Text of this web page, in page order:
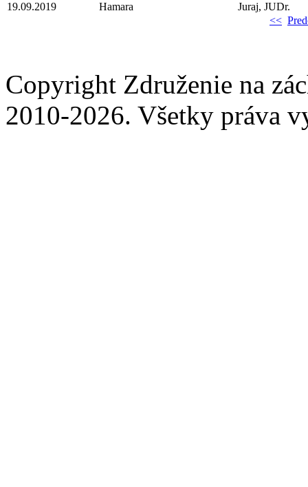
19.09.2019
Hamara
Juraj, JUDr.
<<
Copyright Združenie na
2010-2026. Všetky práva